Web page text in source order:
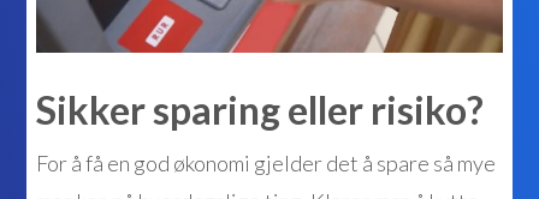
Sikker sparing eller risiko?
For å få en god økonomi gjelder det å spare så mye